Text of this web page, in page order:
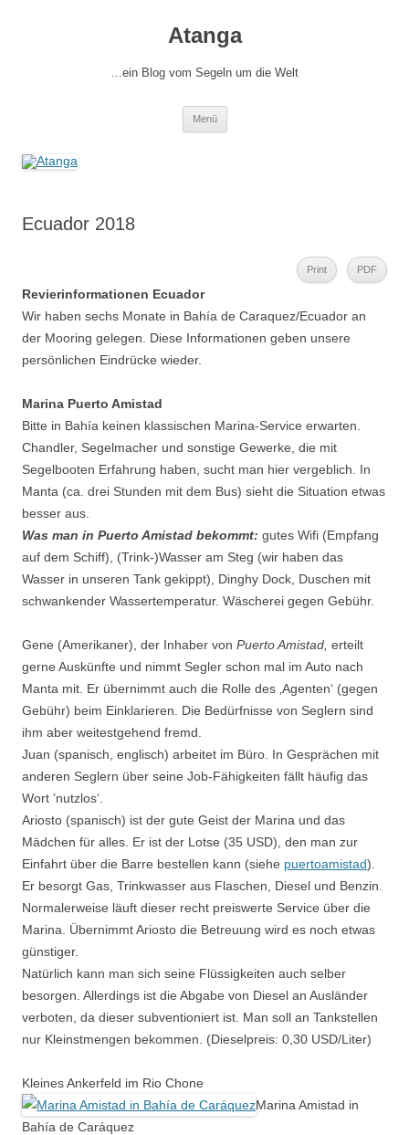
Atanga
…ein Blog vom Segeln um die Welt
Menü
Ecuador 2018
Print PDF
Revierinformationen Ecuador
Wir haben sechs Monate in Bahía de Caraquez/Ecuador an
der Mooring gelegen. Diese Informationen geben unsere
persönlichen Eindrücke wieder.
Marina Puerto Amistad
Bitte in Bahía keinen klassischen Marina-Service erwarten.
Chandler, Segelmacher und sonstige Gewerke, die mit
Segelbooten Erfahrung haben, sucht man hier vergeblich. In
Manta (ca. drei Stunden mit dem Bus) sieht die Situation etwas
besser aus.
Was man in Puerto Amistad bekommt: gutes Wifi (Empfang
auf dem Schiff), (Trink-)Wasser am Steg (wir haben das
Wasser in unseren Tank gekippt), Dinghy Dock, Duschen mit
schwankender Wassertemperatur. Wäscherei gegen Gebühr.
Gene (Amerikaner), der Inhaber von Puerto Amistad, erteilt
gerne Auskünfte und nimmt Segler schon mal im Auto nach
Manta mit. Er übernimmt auch die Rolle des ‚Agenten‘ (gegen
Gebühr) beim Einklarieren. Die Bedürfnisse von Seglern sind
ihm aber weitestgehend fremd.
Juan (spanisch, englisch) arbeitet im Büro. In Gesprächen mit
anderen Seglern über seine Job-Fähigkeiten fällt häufig das
Wort ’nutzlos‘.
Ariosto (spanisch) ist der gute Geist der Marina und das
Mädchen für alles. Er ist der Lotse (35 USD), den man zur
Einfahrt über die Barre bestellen kann (siehe puertoamistad).
Er besorgt Gas, Trinkwasser aus Flaschen, Diesel und Benzin.
Normalerweise läuft dieser recht preiswerte Service über die
Marina. Übernimmt Ariosto die Betreuung wird es noch etwas
günstiger.
Natürlich kann man sich seine Flüssigkeiten auch selber
besorgen. Allerdings ist die Abgabe von Diesel an Ausländer
verboten, da dieser subventioniert ist. Man soll an Tankstellen
nur Kleinstmengen bekommen. (Dieselpreis: 0,30 USD/Liter)
Kleines Ankerfeld im Rio Chone
Marina Amistad in
Bahía de Caráquez